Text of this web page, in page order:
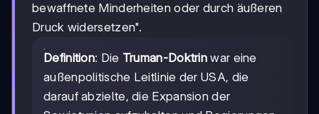
bewaffnete Minderheiten oder durch äußeren
Druck widersetzen".
Definition: Die Truman-Doktrin war eine
außenpolitische Leitlinie der USA, die
darauf abzielte, die Expansion der